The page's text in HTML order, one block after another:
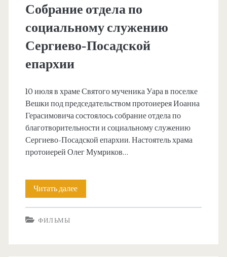
Собрание отдела по
социальному служению
Сергиево-Посадской
епархии
10 июля в храме Святого мученика Уара в поселке
Вешки под председательством протоиерея Иоанна
Герасимовича состоялось собрание отдела по
благотворительности и социальному служению
Сергиево-Посадской епархии. Настоятель храма
протоиерей Олег Мумриков…
Читать далееСобрание
отдела
ФИЛЬМЫ